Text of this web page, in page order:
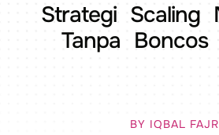
Strategi Scaling
Tanpa Boncos
BY IQBAL